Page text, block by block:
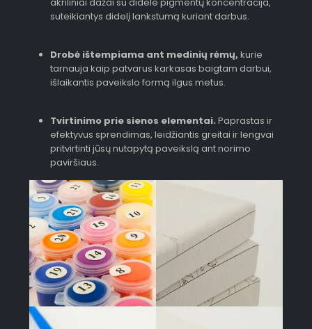
akriliniai dažai su didele pigmentų koncentracija,
suteikiantys didelį lankstumą kuriant darbus.
Drobė ištempiama ant medinių rėmų, kurie
tarnauja kaip patvarus karkasas baigtam darbui,
išlaikantis paveikslo formą ilgus metus.
Tvirtinimo prie sienos elementai. Paprastas ir
efektyvus sprendimas, leidžiantis greitai ir lengvai
pritvirtinti jūsų nutapytą paveikslą ant norimo
paviršiaus.